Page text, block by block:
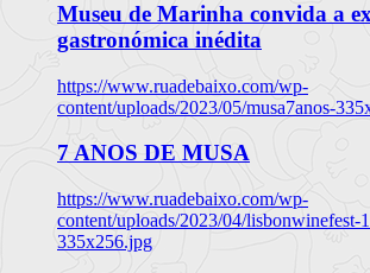
Museu de Marinha convida a
gastronómica inédita
https://www.ruadebaixo.com/wp-
content/uploads/2023/05/musa7anos-
7 ANOS DE MUSA
https://www.ruadebaixo.com/wp-
content/uploads/2023/04/lisbonwinefest-
335x256.jpg